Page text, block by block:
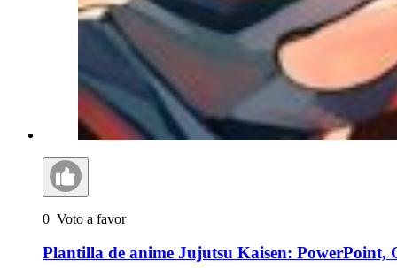
0 Voto a favor
Plantilla de anime Jujutsu Kaisen: PowerPoint,